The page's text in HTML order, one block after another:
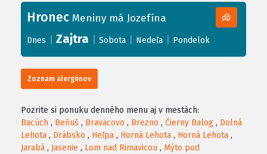
+
−
Hronec Meniny má Jozefína
Dnes Zajtra Sobota Nedeľa Pondelok
Zoznam alergénov
Pozrite si ponuku denného menu aj v mestách:
Bacúch , Beňuš , Braväcovo , Brezno , Čierny Balog , Dolná
Lehota , Drábsko , Heľpa , Horná Lehota , Horná Lehota ,
Jarabá , Jasenie , Lom nad Rimavicou , Mýto pod